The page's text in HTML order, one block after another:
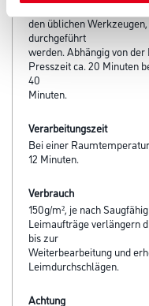
sind. Die Verpressung
den üblichen
durchgeführt
werden. Abhängig von
Presszeit ca. 20 Minuten
40
Minuten.
Verarbeitungszeit
Bei einer
12 Minuten.
Verbrauch
150g/m², je nach
Leimaufträge verlängern
bis zur
Weiterbearbeitung und
Leimdurchschlägen.
Achtung